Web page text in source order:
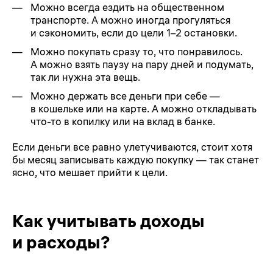
Можно всегда ездить на общественном
транспорте. А можно иногда прогуляться
и сэкономить, если до цели 1–2 остановки.
Можно покупать сразу то, что понравилось.
А можно взять паузу на пару дней и подумать,
так ли нужна эта вещь.
Можно держать все деньги при себе —
в кошельке или на карте. А можно откладывать
что-то в копилку или на вклад в банке.
Если деньги все равно улетучиваются, стоит хотя
бы месяц записывать каждую покупку — так станет
ясно, что мешает прийти к цели.
Как учитывать доходы
и расходы?